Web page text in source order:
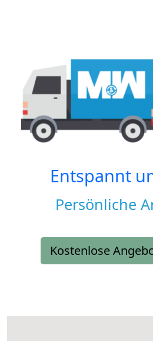
Entspannt
Persönliche
Kostenlose